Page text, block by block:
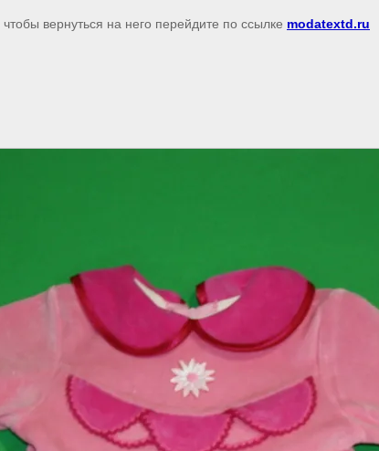
чтобы вернуться на него перейдите по ссылке modatextd.ru